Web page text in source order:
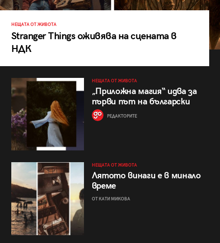
НЕЩАТА ОТ ЖИВОТА
Stranger Things оживява на сцената в
НДК
НЕЩАТА ОТ ЖИВОТА
„Приложна магия“ идва за
първи път на български
РЕДАКТОРИТЕ
НЕЩАТА ОТ ЖИВОТА
Лятото винаги е в минало
време
ОТ КАТИ МИКОВА